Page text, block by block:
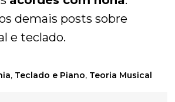
demais posts sobre
e teclado.
, Teclado e Piano, Teoria Musical